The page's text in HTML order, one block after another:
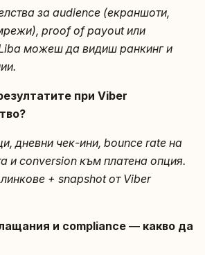
за audience (екраншоти,
proof of payout или
можеш да видиш ранкинг и
при Viber
дневни чек-ини, bounce rate на
и conversion към платена опция.
+ snapshot от Viber
и compliance — какво да